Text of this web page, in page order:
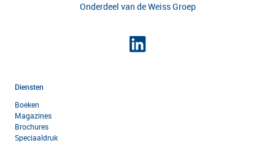
Onderdeel van deWeiss Groep
Diensten
Boeken
Magazines
Brochures
Speciaaldruk